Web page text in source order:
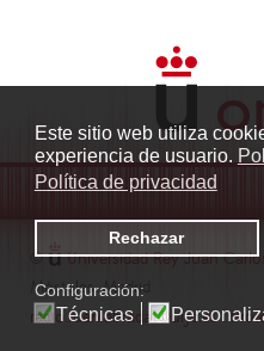
Este sitio web utiliza
experiencia de usuario.
Política de privacidad
Rechazar
Configuración:
Técnicas
© Universidad Rey Juan
Móstoles. Madrid
radio.fuenlabrada1@urjc.es|